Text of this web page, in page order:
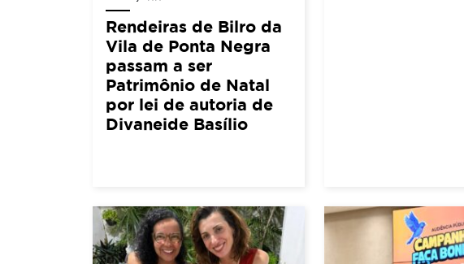
Rendeiras de Bilro da
Vila de Ponta Negra
passam a ser
Patrimônio de Natal
por lei de autoria de
Divaneide Basílio